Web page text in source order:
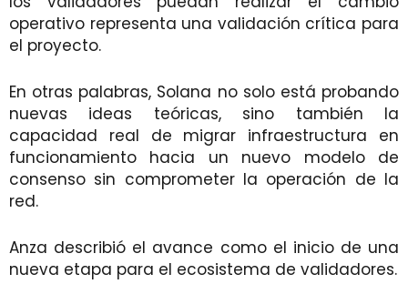
operativo representa una validación crítica para
el proyecto.
En otras palabras, Solana no solo está probando
nuevas ideas teóricas, sino también la
capacidad real de migrar infraestructura en
funcionamiento hacia un nuevo modelo de
consenso sin comprometer la operación de la
red.
Anza describió el avance como el inicio de una
nueva etapa para el ecosistema de validadores.